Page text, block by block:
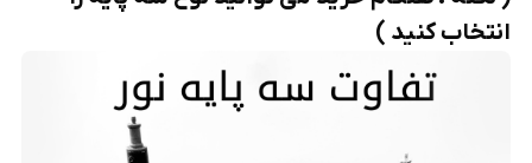
انتخاب کنید )